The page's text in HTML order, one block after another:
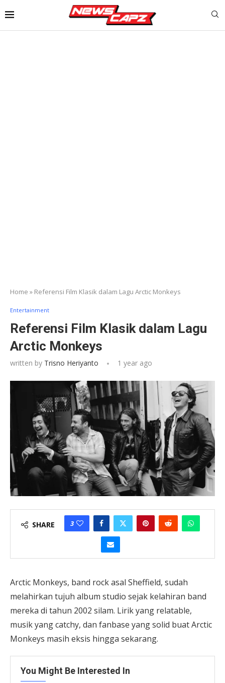
Home » Referensi Film Klasik dalam Lagu Arctic Monkeys
Entertainment
Referensi Film Klasik dalam Lagu
Arctic Monkeys
written by Trisno Heriyanto 1 year ago
SHARE 3
Arctic Monkeys, band rock asal Sheffield, sudah
melahirkan tujuh album studio sejak kelahiran band
mereka di tahun 2002 silam. Lirik yang relatable,
musik yang catchy, dan fanbase yang solid buat Arctic
Monkeys masih eksis hingga sekarang.
You Might Be Interested In